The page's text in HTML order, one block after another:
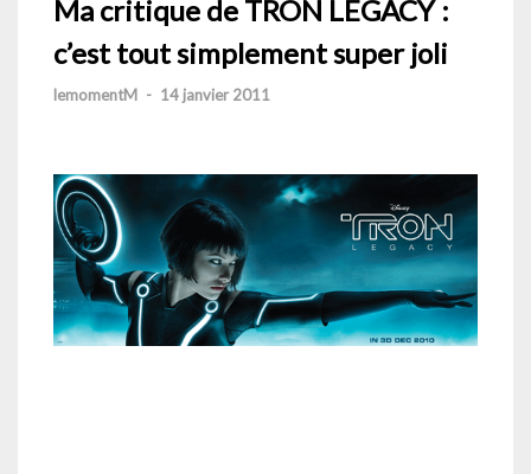
Ma critique de TRON LEGACY :
c’est tout simplement super joli
lemomentM - 14 janvier 2011